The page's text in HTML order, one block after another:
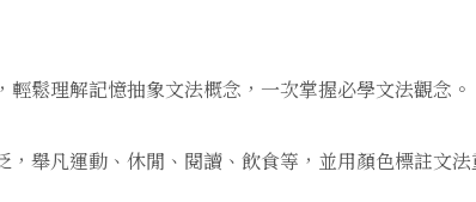
輕鬆理解記憶抽象文法概念，一次掌握必學文法觀念。
舉凡運動、休閒、閱讀、飲食等，並用顏色標註文法